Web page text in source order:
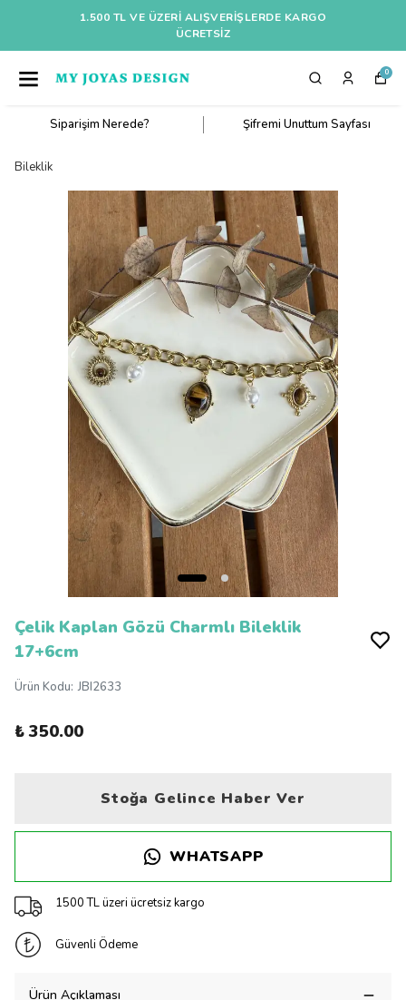
1.500 TL VE ÜZERI ALIŞVERIŞLERDE KARGO
ÜCRETSİZ
0
Siparişim Nerede? Şifremi Unuttum Sayfası
Bileklik
Çelik Kaplan Gözü Charmlı Bileklik
17+6cm
Ürün Kodu: JBI2633
₺ 350.00
Stoğa Gelince Haber Ver
WHATSAPP
1500 TL üzeri ücretsiz kargo
Güvenli Ödeme
Ürün Açıklaması